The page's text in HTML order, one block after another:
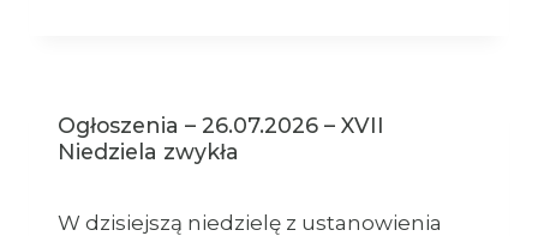
–
Ogłoszenia – 26.07.2026 – XVII
Niedziela zwykła
W dzisiejszą niedzielę z ustanowienia